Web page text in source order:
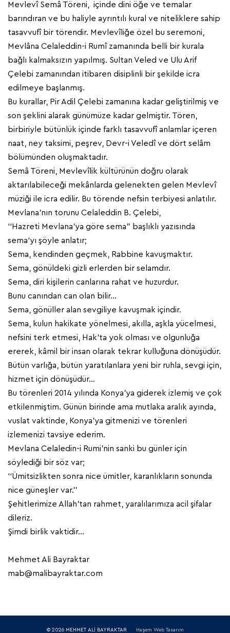
Mevlevî Semâ Töreni, içinde dini öğe ve temalar
barındıran ve bu haliyle ayrıntılı kural ve niteliklere sahip
tasavvufî bir törendir. Mevlevîliğe özel bu seremoni,
Mevlâna Celaleddin-i Rumî zamanında belli bir kurala
bağlı kalmaksızın yapılmış. Sultan Veled ve Ulu Arif
Çelebi zamanından itibaren disiplinli bir şekilde icra
edilmeye başlanmış.
Bu kurallar, Pir Adil Çelebi zamanına kadar geliştirilmiş ve
son şeklini alarak günümüze kadar gelmiştir. Tören,
birbiriyle bütünlük içinde farklı tasavvufî anlamlar içeren
naat, ney taksimi, peşrev, Devr-i Veledî ve dört selâm
bölümünden oluşmaktadır.
Semâ Töreni, Mevlevîlik kültürünün doğru olarak
aktarılabileceği mekânlarda gelenekten gelen Mevlevî
müziği ile icra edilir. Bu törende nefsin terbiyesi anlatılır.
Mevlana’nın torunu Celaleddin B. Çelebi,
‘‘Hazreti Mevlana’ya göre sema” başlıklı yazısında
sema‘yı şöyle anlatır;
Sema, kendinden geçmek, Rabbine kavuşmaktır.
Sema, gönüldeki gizli erlerden bir selamdır.
Sema, diri kişilerin canlarına rahat ve huzurdur.
Bunu canından can olan bilir…
Sema, gönüller alan sevgiliye kavuşmak içindir.
Sema, kulun hakikate yönelmesi, akılla, aşkla yücelmesi,
nefsini terk etmesi, Hak’ta yok olması ve olgunluğa
ererek, kâmil bir insan olarak tekrar kulluğuna dönüşüdür.
Bütün varlığa, bütün yaratılanlara yeni bir ruhla, sevgi için,
hizmet için dönüşüdür…
Bu törenleri 2014 yılında Konya’ya giderek izlemiş ve çok
etkilenmiştim. Günün birinde ama mutlaka aralık ayında,
vuslat vaktinde, Konya’ya gitmenizi ve törenleri
izlemenizi tavsiye ederim.
Mevlana Celaledin-i Rumi’nin sanki bu günler için
söylediği bir söz var;
‘‘Ümitsizlikten sonra nice ümitler, karanlıkların sonunda
nice güneşler var.’’
Şehitlerimize Allah’tan rahmet, yaralılarımıza acil şifalar
dileriz.
Şimdi birlik vaktidir…
Mehmet Ali Bayraktar
mab@malibayraktar.com
© 2026 MEHMET ALİ BAYRAKTAR Haşem Web Tasarım